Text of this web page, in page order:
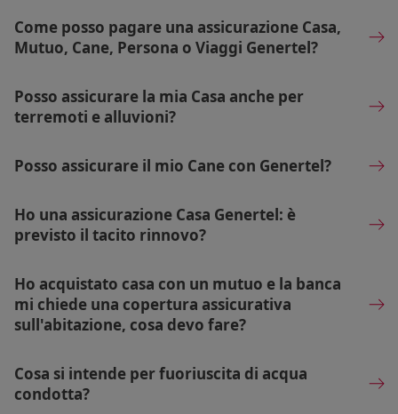
Come posso pagare una assicurazione Casa,
Mutuo, Cane, Persona o Viaggi Genertel?
Posso assicurare la mia Casa anche per
terremoti e alluvioni?
Posso assicurare il mio Cane con Genertel?
Ho una assicurazione Casa Genertel: è
previsto il tacito rinnovo?
Ho acquistato casa con un mutuo e la banca
mi chiede una copertura assicurativa
sull'abitazione, cosa devo fare?
Cosa si intende per fuoriuscita di acqua
condotta?